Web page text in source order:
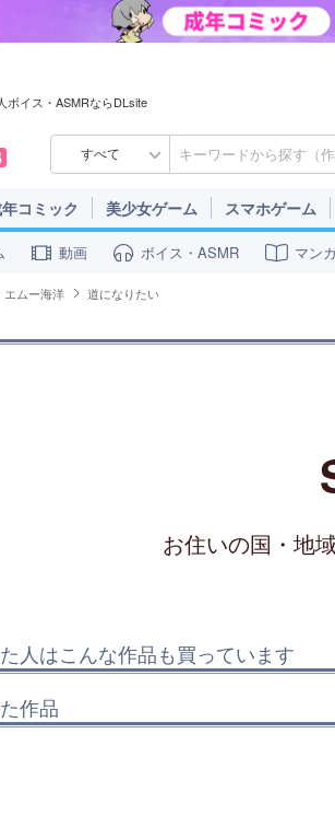
ボイス・ASMRならDLsite
すべて
コミック 美少女ゲーム スマホゲーム
動画 ボイス・ASMR マン
エムー海洋 道になりたい
お住いの国・地
人はこんな作品も買っています
作品